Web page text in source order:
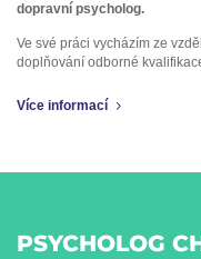
dopravní psycholog.
Ve své práci vycházím ze
doplňování odborné
Více informací
PSYCHOLOG